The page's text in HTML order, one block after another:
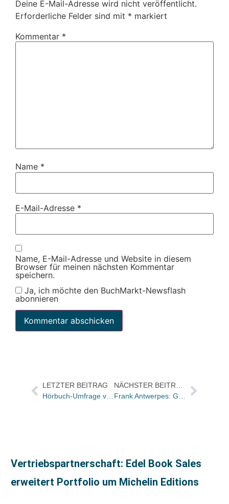
Deine E-Mail-Adresse wird nicht veröffentlicht.
Erforderliche Felder sind mit * markiert
Kommentar *
Name *
E-Mail-Adresse *
Name, E-Mail-Adresse und Website in diesem
Browser für meinen nächsten Kommentar
speichern.
Ja, ich möchte den BuchMarkt-Newsflash
abonnieren
LETZTER BEITRAG
Hörbuch-Umfrage von Buchfunk: Tankstellen sind beim Hörbuch-Einkauf wenig gefragt, Downloads immer mehr
Vertriebspartnerschaft: Edel Book Sales
erweitert Portfolio um Michelin Editions